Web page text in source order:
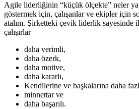
Agile liderliğinin “küçük ölçekte” neler
göstermek için, çalışanlar ve ekipler için
atalım. Şirketteki çevik liderlik sayesinde
çalışırlar
daha verimli,
daha özerk,
daha motive,
daha kararlı,
Kendilerine ve başkalarına daha
minnettar ve
daha başarılı.